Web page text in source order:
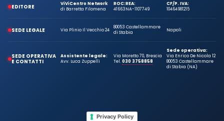
EDITORE
ViViCentro Network
di Barretta Filomena
ROC:
41663
REA:
NA-1107749
CF/P. IVA:
10464981215
SEDE LEGALE Via Plinio Il Vecchio 24
80053 Castellammare
di Stabia
Napoli
SEDE OPERATIVA
E CONTATTI
Assistente legale:
Avv. Luca Zuppelli
Via Moretto 70, Brescia
Tel.030 3758858
Sede operativa:
Via Enrico De Nicola 12
80053 Castellammare
di Stabia (NA)
Privacy Policy